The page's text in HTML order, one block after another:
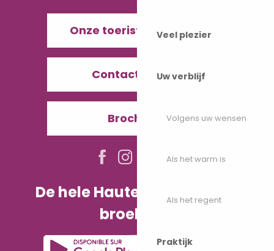
Veel plezier
Uw verblijf
Volgens uw wensen
Als het warm is
Als het regent
Praktijk
Onze toeristenbureaus
Contacteer ons
Brochures
De hele Haute-Saône in uw
broekzak!